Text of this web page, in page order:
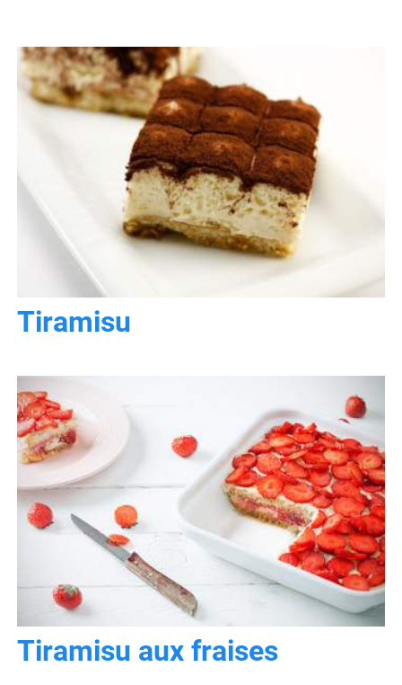
Tiramisu
Tiramisu aux fraises